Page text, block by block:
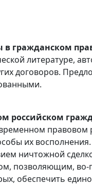
гражданском
литературе,
договоров.
российском
их
ничтожной
позволяющим,
обеспечить